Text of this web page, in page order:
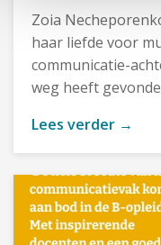
Zoia
haar liefde voor
communicatie-
weg heeft
Lees verder →